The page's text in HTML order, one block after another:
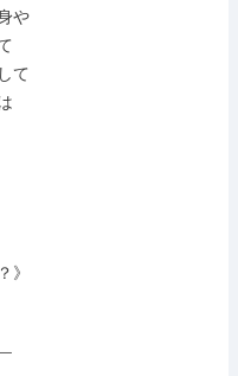
や
て
》